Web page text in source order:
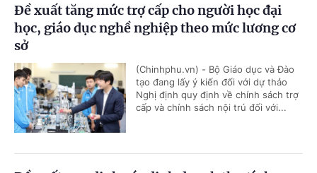
Đề xuất tăng mức trợ cấp cho người học đại
học, giáo dục nghề nghiệp theo mức lương cơ
sở
(Chinhphu.vn) - Bộ Giáo dục và Đào
tạo đang lấy ý kiến đối với dự thảo
Nghị định quy định về chính sách trợ
cấp và chính sách nội trú đối với...